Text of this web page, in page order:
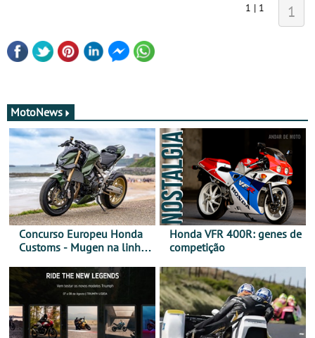
1 | 1 1
MotoNews
Concurso Europeu Honda
Customs - Mugen na linha
ganhar
Honda VFR 400R: genes de
competição